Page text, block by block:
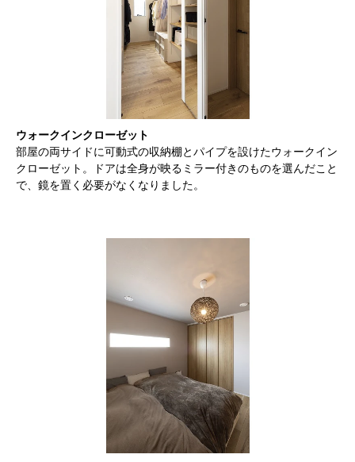
ウォークインクローゼット
部屋の両サイドに可動式の収納棚とパイプを設けたウォークイン
クローゼット。ドアは全身が映るミラー付きのものを選んだこと
で、鏡を置く必要がなくなりました。